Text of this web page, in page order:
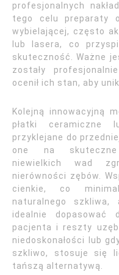
profesjonalnych
tego celu preparaty
wybielającej, często
lub lasera, co
skuteczność. Ważne
zostały
ocenił ich stan, aby
Kolejną innowacyjną
płatki ceramiczne
przyklejane do
one na skuteczne
niewielkich wad
nierówności zębów.
cienkie, co
naturalnego
idealnie dopasować
pacjenta i reszty
niedoskonałości lub
szkliwo, stosuje się
tańszą alternatywą.